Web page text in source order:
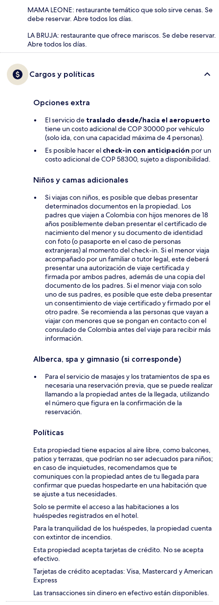
MAMA LEONE: restaurante temático que solo sirve cenas. Se
debe reservar. Abre todos los días.
LA BRUJA: restaurante que ofrece mariscos. Se debe reservar.
Abre todos los días.
Cargos y políticas
Opciones extra
El servicio de traslado desde/hacia el aeropuerto
tiene un costo adicional de COP 30000 por vehículo
(solo ida, con una capacidad máxima de 4 personas).
Es posible hacer el check-in con anticipación por un
costo adicional de COP 58300, sujeto a disponibilidad.
Niños y camas adicionales
Si viajas con niños, es posible que debas presentar
determinados documentos en la propiedad. Los
padres que viajen a Colombia con hijos menores de 18
años posiblemente deban presentar el certificado de
nacimiento del menor y su documento de identidad
con foto (o pasaporte en el caso de personas
extranjeras) al momento del check-in. Si el menor viaja
acompañado por un familiar o tutor legal, este deberá
presentar una autorización de viaje certificada y
firmada por ambos padres, además de una copia del
documento de los padres. Si el menor viaja con solo
uno de sus padres, es posible que este deba presentar
un consentimiento de viaje certificado y firmado por el
otro padre. Se recomienda a las personas que vayan a
viajar con menores que se pongan en contacto con el
consulado de Colombia antes del viaje para recibir más
información.
Alberca, spa y gimnasio (si corresponde)
Para el servicio de masajes y los tratamientos de spa es
necesaria una reservación previa, que se puede realizar
llamando a la propiedad antes de la llegada, utilizando
el número que figura en la confirmación de la
reservación.
Políticas
Esta propiedad tiene espacios al aire libre, como balcones,
patios y terrazas, que podrían no ser adecuados para niños;
en caso de inquietudes, recomendamos que te
comuniques con la propiedad antes de tu llegada para
confirmar que puedas hospedarte en una habitación que
se ajuste a tus necesidades.
Solo se permite el acceso a las habitaciones a los
huéspedes registrados en el hotel.
Para la tranquilidad de los huéspedes, la propiedad cuenta
con extintor de incendios.
Esta propiedad acepta tarjetas de crédito. No se acepta
efectivo.
Tarjetas de crédito aceptadas: Visa, Mastercard y American
Express
Las transacciones sin dinero en efectivo están disponibles.